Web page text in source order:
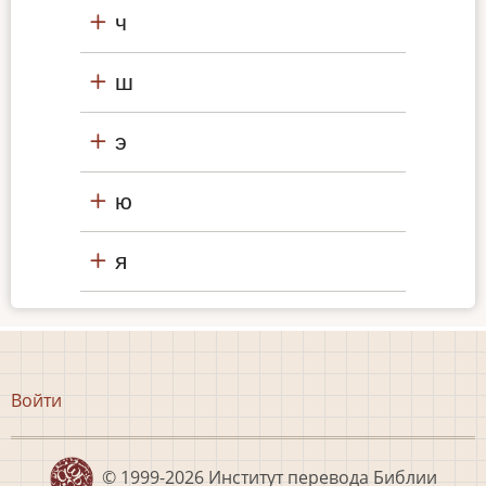
ч
ш
э
ю
я
Меню
записи
пользователя
Войти
© 1999-2026 Институт перевода Библии